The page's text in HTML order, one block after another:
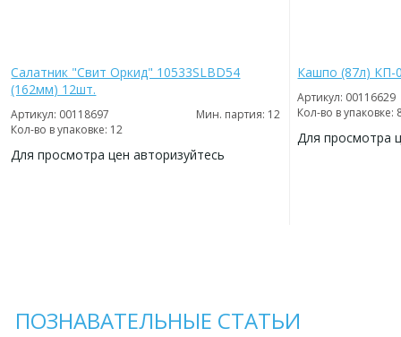
Салатник "Свит Оркид" 10533SLBD54
(162мм) 12шт.
Артикул: 00118697
Мин. партия: 12
Кол-во в упаковке: 12
Для просмотра цен авторизуйтесь
Кашпо (87л) КП-
Артикул: 00116629
Кол-во в упаковке:
Для просмотра
ПОЗНАВАТЕЛЬНЫЕ СТАТЬИ